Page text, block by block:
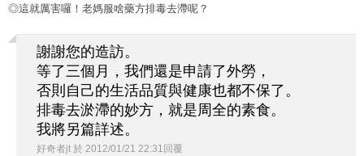
◎這就厲害囉！老媽服啥藥方排毒去滯呢？
謝謝您的造訪。
等了三個月，我們還是申請了外勞，
否則自己的生活品質與健康也都不保了。
排毒去淤滯的妙方，就是周全的素食。
我將另篇詳述。
好奇者jt 於 2012/01/21 22:31 回覆